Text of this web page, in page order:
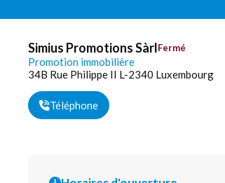
Simius Promotions SàrlFermé
Promotion immobilière
34B Rue Philippe II L-2340 Luxembourg
Téléphone